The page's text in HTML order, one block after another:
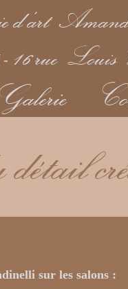
d'art
rue Louis
sur les salons :